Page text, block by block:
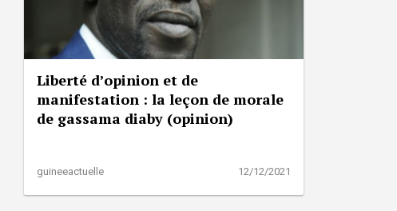
Liberté d’opinion et de
manifestation : la leçon de morale
de gassama diaby (opinion)
guineeactuelle 12/12/2021